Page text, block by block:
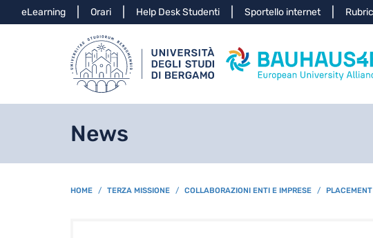
Info
eLearning Orari Help Desk Studenti Sportello internet
News
BREADCRUMB
HOME TERZA MISSIONE COLLABORAZIONI ENTI E IMPRESE PLACEMENT